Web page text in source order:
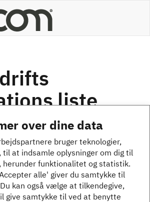
liste
formular er lukket for nye
over dine data
bruger teknologier,
til at indsamle oplysninger om dig til
herunder funktionalitet og statistik.
alle' giver du samtykke til
kan også vælge at tilkendegive,
give samtykke til ved at benytte